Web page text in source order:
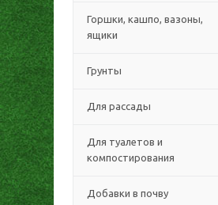
Горшки, кашпо, вазоны,
ящики
Грунты
Для рассады
Для туалетов и
компостирования
Добавки в почву